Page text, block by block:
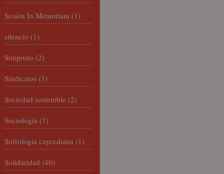
Sesión In Memoriam (1)
silencio (1)
Simposio (2)
Sindicatos (1)
Sociedad sostenible (2)
Sociología (3)
Sofrología caycediana (1)
Solidaridad (40)